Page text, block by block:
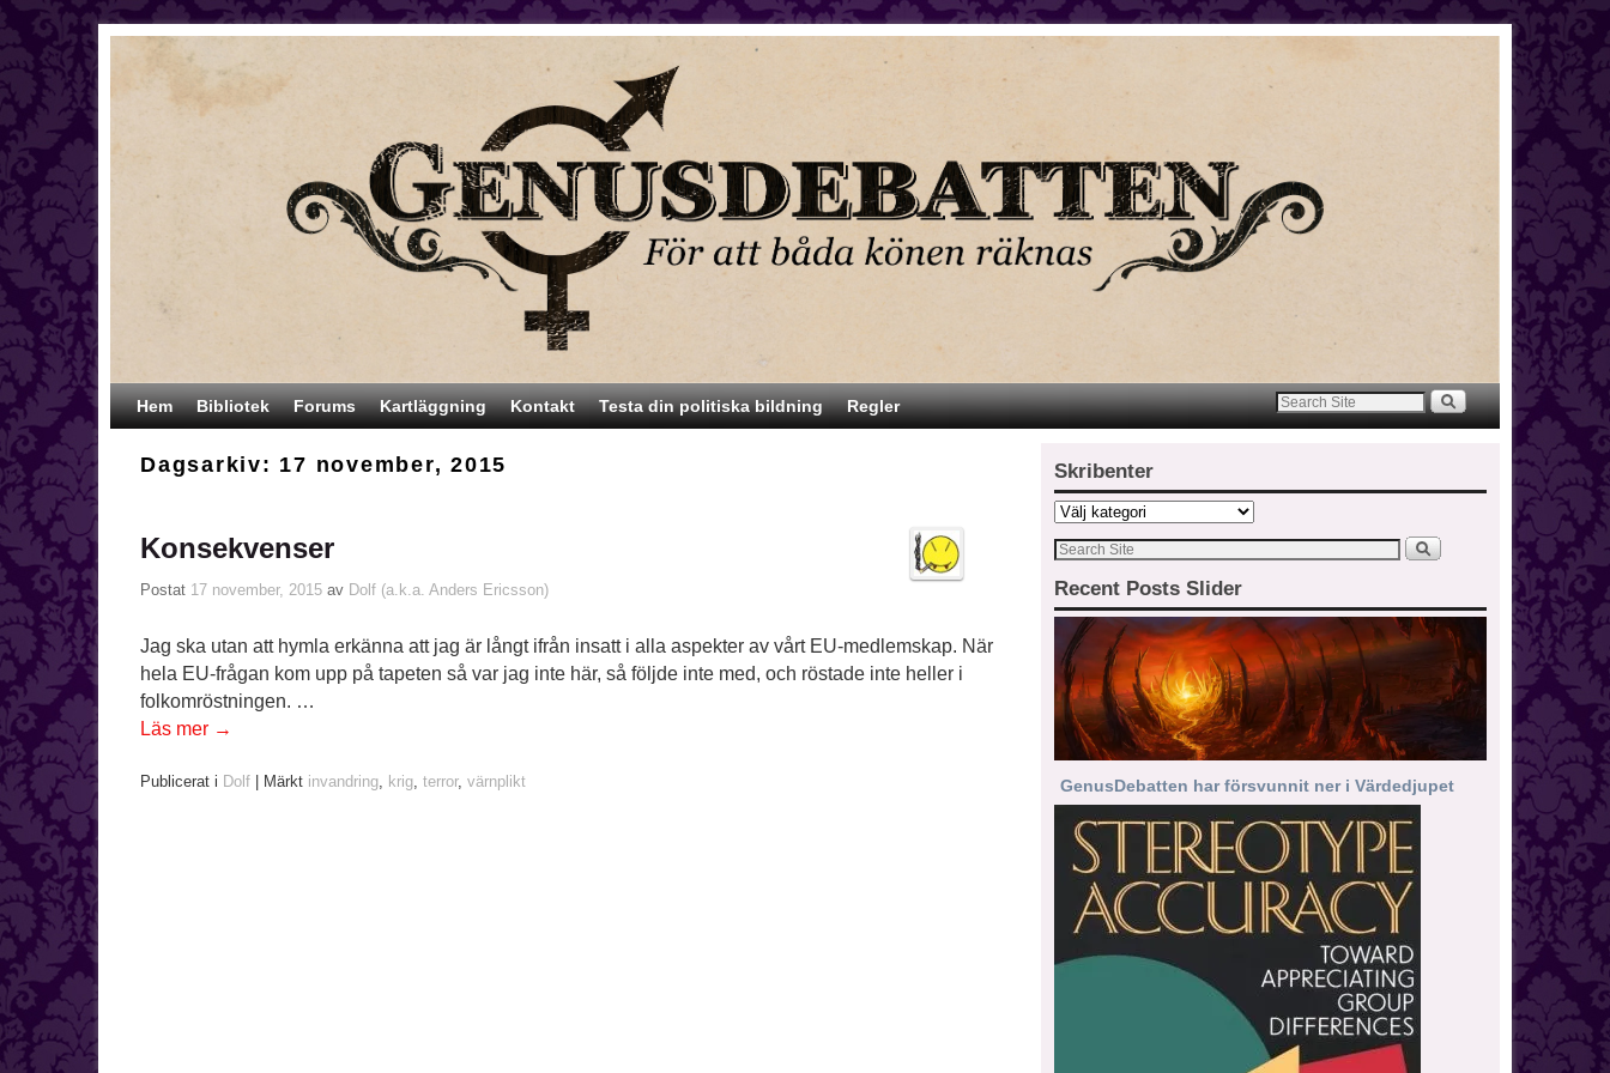
Hoppa till huvudinnehåll
Hoppa till sekundärt innehåll
Hem Bibliotek Forums Kartläggning Kontakt Testa din politiska bildning Regler
Dagsarkiv: 17 november, 2015
Konsekvenser
Postat 17 november, 2015 av Dolf (a.k.a. Anders Ericsson)
Jag ska utan att hymla erkänna att jag är långt ifrån insatt i alla aspekter av vårt EU-medlemskap. När
hela EU-frågan kom upp på tapeten så var jag inte här, så följde inte med, och röstade inte heller i
folkomröstningen. …
Läs mer →
Publicerat i Dolf Märkt invandring, krig, terror, värnplikt
Skribenter
Recent Posts Slider
GenusDebatten har försvunnit ner i Värdedjupet